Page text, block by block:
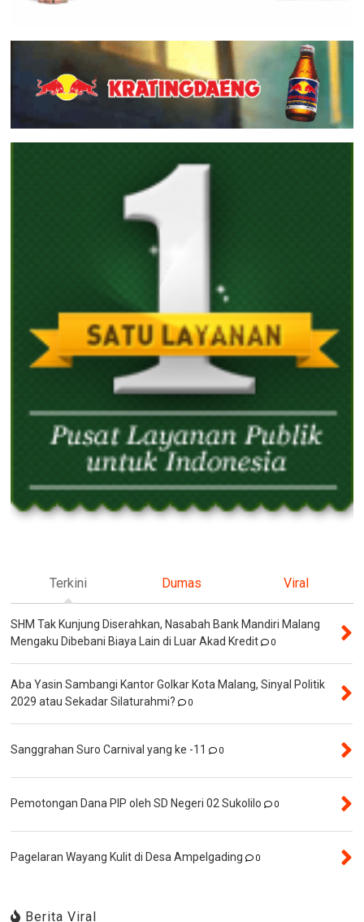
Terkini Dumas Viral
SHM Tak Kunjung Diserahkan, Nasabah Bank Mandiri Malang
Mengaku Dibebani Biaya Lain di Luar Akad Kredit
0
Aba Yasin Sambangi Kantor Golkar Kota Malang, Sinyal Politik
2029 atau Sekadar Silaturahmi?
0
Sanggrahan Suro Carnival yang ke -11 0
Pemotongan Dana PIP oleh SD Negeri 02 Sukolilo 0
Pagelaran Wayang Kulit di Desa Ampelgading 0
Berita Viral